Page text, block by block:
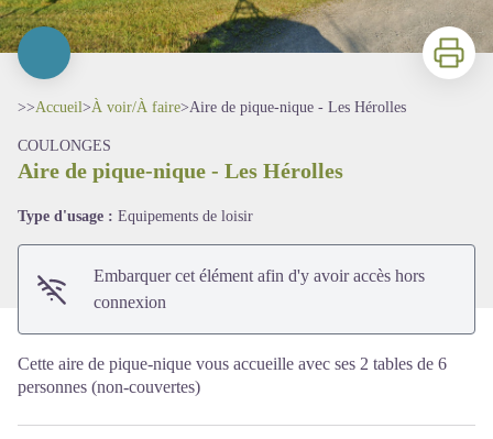
Imprimer
>>Accueil>À voir/À faire>Aire de pique-nique - Les Hérolles
COULONGES
Aire de pique-nique - Les Hérolles
Type d'usage : Equipements de loisir
Embarquer cet élément afin d'y avoir accès hors
connexion
Cette aire de pique-nique vous accueille avec ses 2 tables de 6
personnes (non-couvertes)